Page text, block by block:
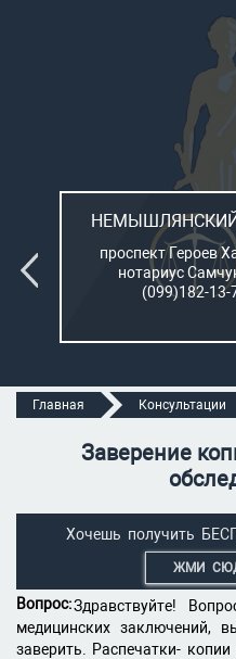
проспект Героев
нотариус
(099)182-13-
Главная Консультации
Заверение
Хочешь получить
ЖМИ
Вопрос:Здравствуйте!
медицинских заключений,
заверить. Распечатки-